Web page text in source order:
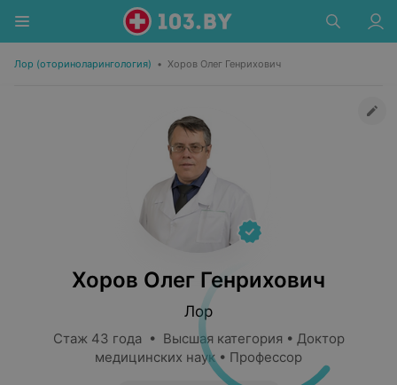
Лор (оториноларингология) • Хоров Олег Генрихович
Хоров Олег Генрихович
Лор
Стаж 43 года • Высшая категория • Доктор
медицинских наук • Профессор